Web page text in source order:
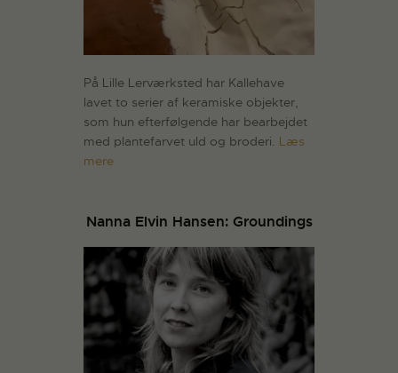
På Lille Lerværksted har Kallehave
lavet to serier af keramiske objekter,
som hun efterfølgende har bearbejdet
med plantefarvet uld og broderi. Læs
mere
Nanna Elvin Hansen: Groundings